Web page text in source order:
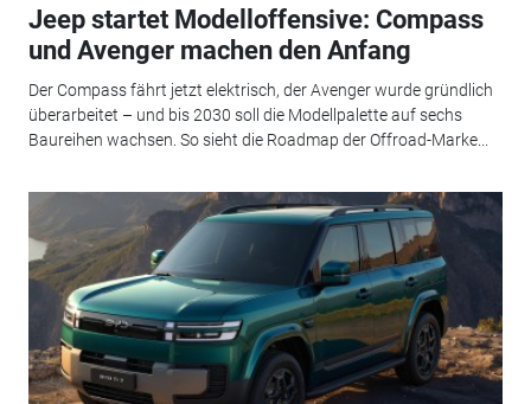
Jeep startet Modelloffensive: Compass
und Avenger machen den Anfang
Der Compass fährt jetzt elektrisch, der Avenger wurde gründlich
überarbeitet – und bis 2030 soll die Modellpalette auf sechs
Baureihen wachsen. So sieht die Roadmap der Offroad-Marke...